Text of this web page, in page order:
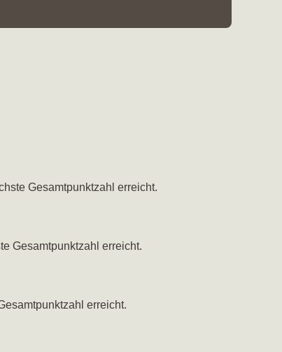
Gesamtpunktzahl erreicht.
Gesamtpunktzahl erreicht.
erreicht.